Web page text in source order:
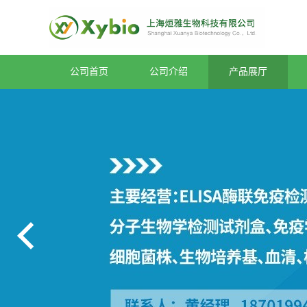
公司首页 公司介绍 产品展厅